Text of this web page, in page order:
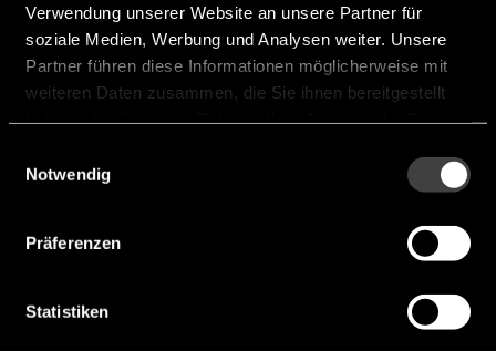
Verwendung unserer Website an unsere Partner für
soziale Medien, Werbung und Analysen weiter. Unsere
Partner führen diese Informationen möglicherweise mit
weiteren Daten zusammen, die Sie ihnen bereitgestellt
Notwendig
Präferenzen
Statistiken
MEGAWATT CHARGING
CONNECTOR